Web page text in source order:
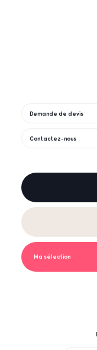
Demande de devis
Contactez-nous
Ma sélection